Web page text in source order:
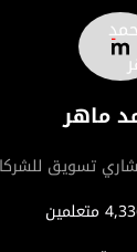
ماهر
تسويق
متعلمين